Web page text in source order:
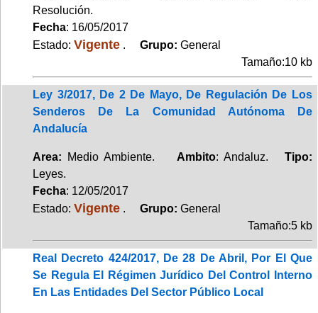
Resolución.
Fecha: 16/05/2017
Estado: Vigente . Grupo: General
Tamaño:10 kb
Ley 3/2017, De 2 De Mayo, De Regulación De Los
Senderos De La Comunidad Autónoma De
Andalucía
Area: Medio Ambiente. Ambito: Andaluz.Tipo:
Leyes.
Fecha: 12/05/2017
Estado: Vigente . Grupo: General
Tamaño:5 kb
Real Decreto 424/2017, De 28 De Abril, Por El Que
Se Regula El Régimen Jurídico Del Control Interno
En Las Entidades Del Sector Público Local